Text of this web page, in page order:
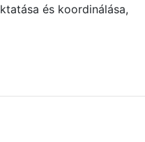
és koordinálása,